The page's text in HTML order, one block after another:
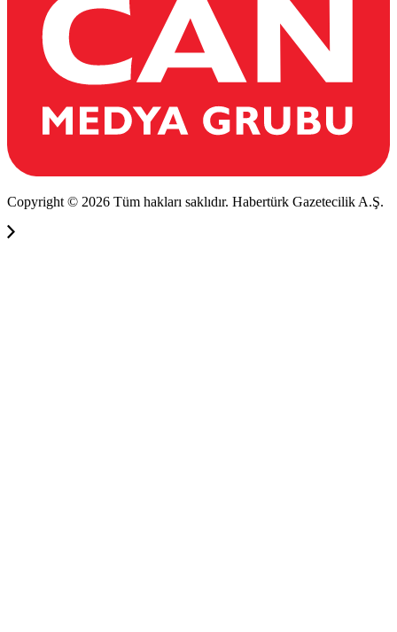
Copyright © 2026 Tüm hakları saklıdır. Habertürk Gazetecilik A.Ş.